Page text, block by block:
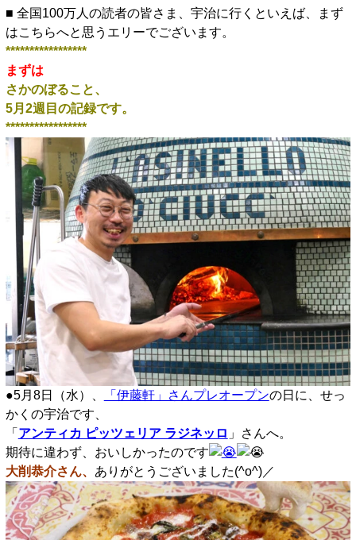
■ 全国100万人の読者の皆さま、宇治に行くといえば、まず
はこちらへと思うエリーでございます。
*****************
まずは
さかのぼること、
5月2週目の記録です。
*****************
●5月8日（水）、 「伊藤軒」さんプレオープンの日に、せっ
かくの宇治です、
「 アンティカ ピッツェリア ラジネッロ 」さんへ。
期待に違わず、おいしかったのです
大削恭介さん、 ありがとうございました(^o^)／